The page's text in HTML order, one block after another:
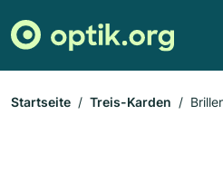
Startseite Treis-Karden